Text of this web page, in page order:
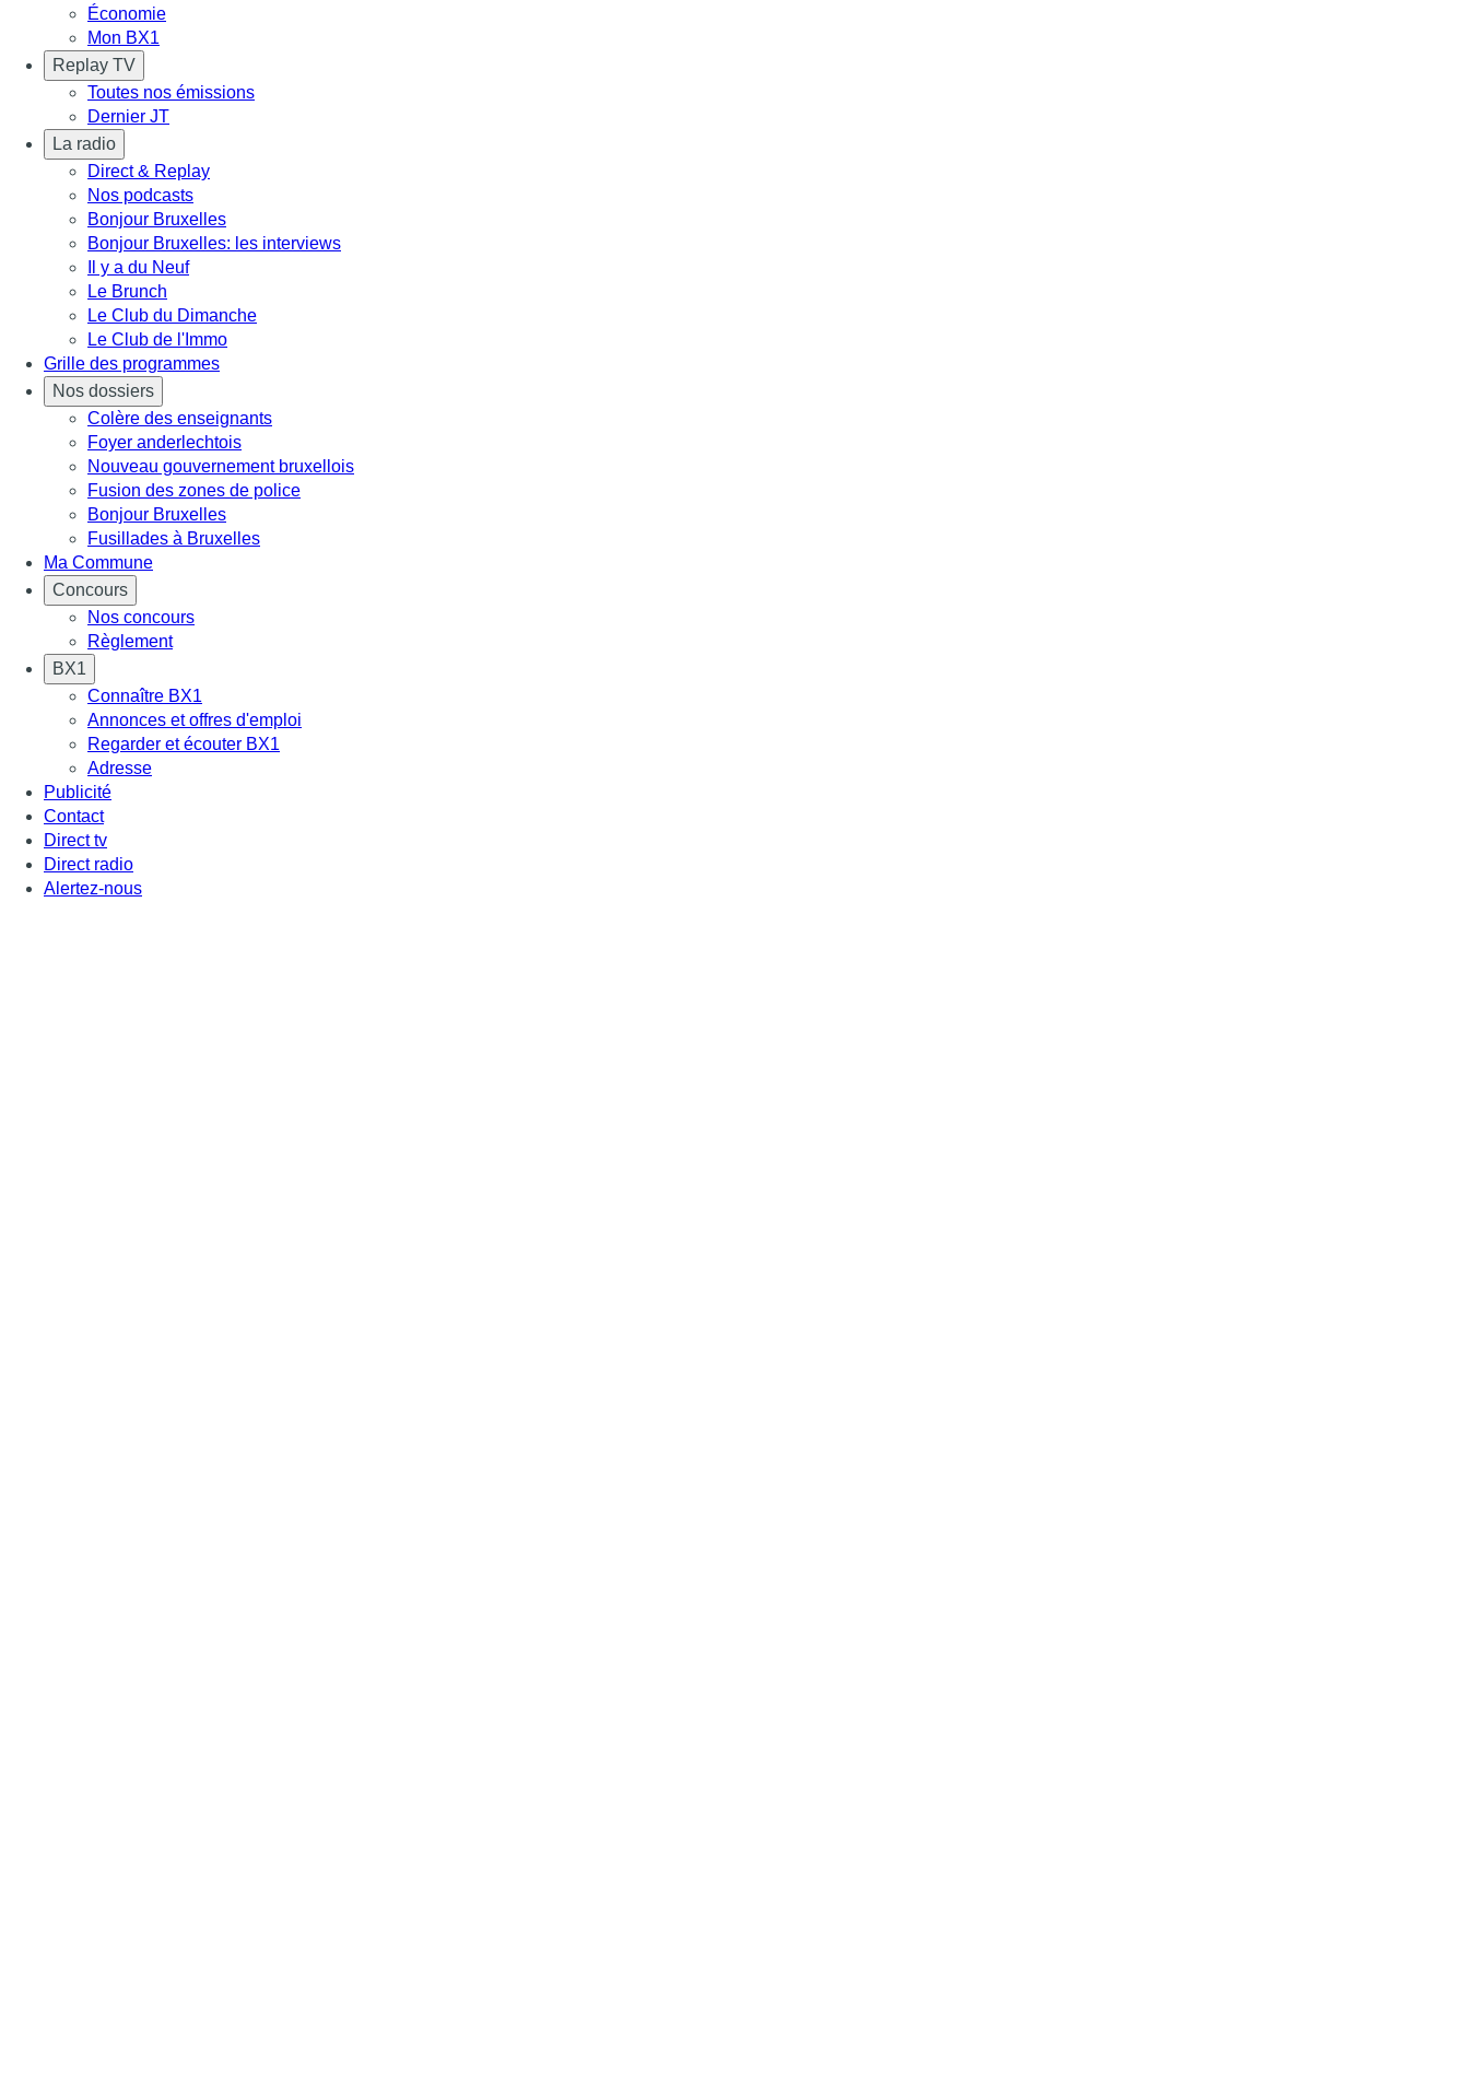
Économie
Mon BX1
Replay TV
Toutes nos émissions
Dernier JT
La radio
Direct & Replay
Nos podcasts
Bonjour Bruxelles
Bonjour Bruxelles: les interviews
Il y a du Neuf
Le Brunch
Le Club du Dimanche
Le Club de l'Immo
Grille des programmes
Nos dossiers
Colère des enseignants
Foyer anderlechtois
Nouveau gouvernement bruxellois
Fusion des zones de police
Bonjour Bruxelles
Fusillades à Bruxelles
Ma Commune
Concours
Nos concours
Règlement
BX1
Connaître BX1
Annonces et offres d'emploi
Regarder et écouter BX1
Adresse
Publicité
Contact
Direct tv
Direct radio
Alertez-nous